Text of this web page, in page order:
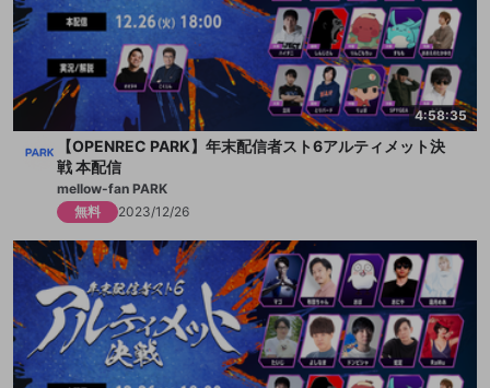
4:58:35
【OPENREC PARK】年末配信者スト6アルティメット決
戦 本配信
mellow-fan PARK
無料
2023/12/26